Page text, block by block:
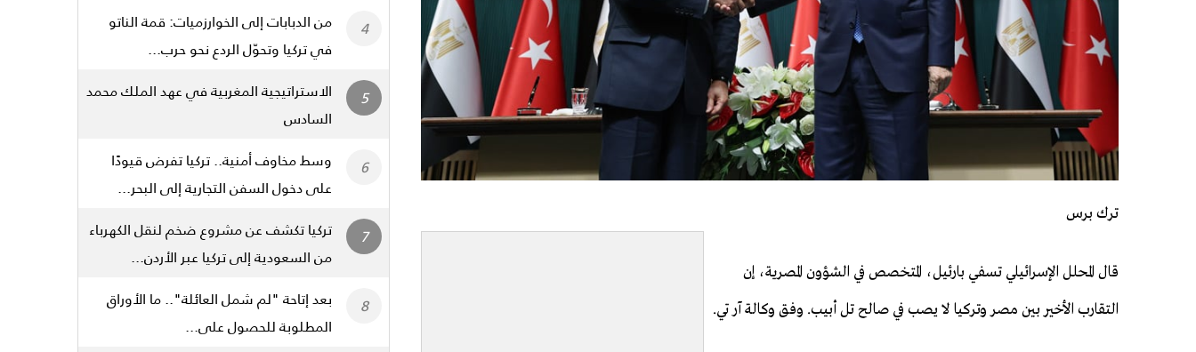
ترك برس
قال المحلل الإسرائيلي تسفي بارئيل، المتخصص في الشؤون المصرية، إن
التقارب الأخير بين مصر وتركيا لا يصب في صالح تل أبيب. وفق وكالة آر تي.
من الدبابات إلى الخوارزميات: قمة الناتو
في تركيا وتحوّل الردع نحو حرب...
الاستراتيجية المغربية في عهد الملك محمد
السادس
وسط مخاوف أمنية.. تركيا تفرض قيودًا
على دخول السفن التجارية إلى البحر...
تركيا تكشف عن مشروع ضخم لنقل الكهرباء
من السعودية إلى تركيا عبر الأردن...
بعد إتاحة "لم شمل العائلة".. ما الأوراق
المطلوبة للحصول على...